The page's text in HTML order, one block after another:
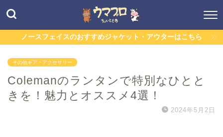
ノースフェイスのおすすめジャケット・アウターはこちら
その他ギア・アクセサリー
Colemanのランタンで特別なひとと
きを！魅力とオススメ4選！
2024年5月2日